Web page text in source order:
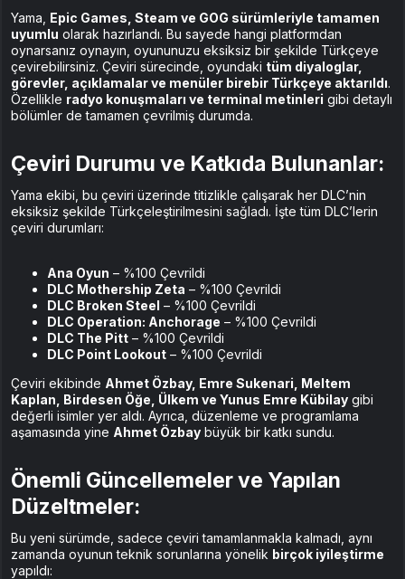
Yama, Epic Games, Steam ve GOG sürümleriyle tamamen
uyumlu olarak hazırlandı. Bu sayede hangi platformdan
oynarsanız oynayın, oyununuzu eksiksiz bir şekilde Türkçeye
çevirebilirsiniz. Çeviri sürecinde, oyundaki tüm diyaloglar,
görevler, açıklamalar ve menüler birebir Türkçeye aktarıldı.
Özellikle radyo konuşmaları ve terminal metinleri gibi detaylı
bölümler de tamamen çevrilmiş durumda.
Çeviri Durumu ve Katkıda Bulunanlar:
Yama ekibi, bu çeviri üzerinde titizlikle çalışarak her DLC’nin
eksiksiz şekilde Türkçeleştirilmesini sağladı. İşte tüm DLC’lerin
çeviri durumları:
Ana Oyun – %100 Çevrildi
DLC Mothership Zeta – %100 Çevrildi
DLC Broken Steel – %100 Çevrildi
DLC Operation: Anchorage – %100 Çevrildi
DLC The Pitt – %100 Çevrildi
DLC Point Lookout – %100 Çevrildi
Çeviri ekibinde Ahmet Özbay, Emre Sukenari, Meltem
Kaplan, Birdesen Öğe, Ülkem ve Yunus Emre Kübilay gibi
değerli isimler yer aldı. Ayrıca, düzenleme ve programlama
aşamasında yine Ahmet Özbay büyük bir katkı sundu.
Önemli Güncellemeler ve Yapılan
Düzeltmeler:
Bu yeni sürümde, sadece çeviri tamamlanmakla kalmadı, aynı
zamanda oyunun teknik sorunlarına yönelik birçok iyileştirme
yapıldı: